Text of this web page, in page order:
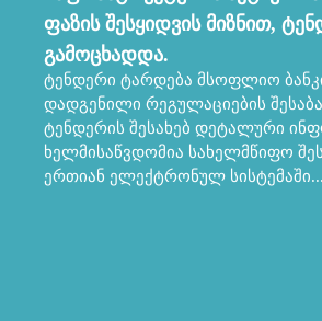
ფაზის შესყიდვის მიზნით,
გამოცხადდა.
ტენდერი ტარდება მსოფლიო
დადგენილი რეგულაციების
ტენდერის შესახებ დეტალური
ხელმისაწვდომია სახელმწიფო
ერთიან ელექტრონულ სისტემაში...